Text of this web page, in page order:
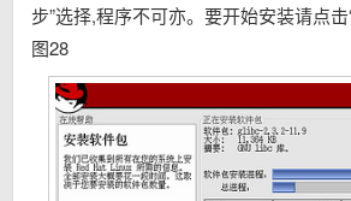
步”选择,程序不可亦。要开始安装请点
图28